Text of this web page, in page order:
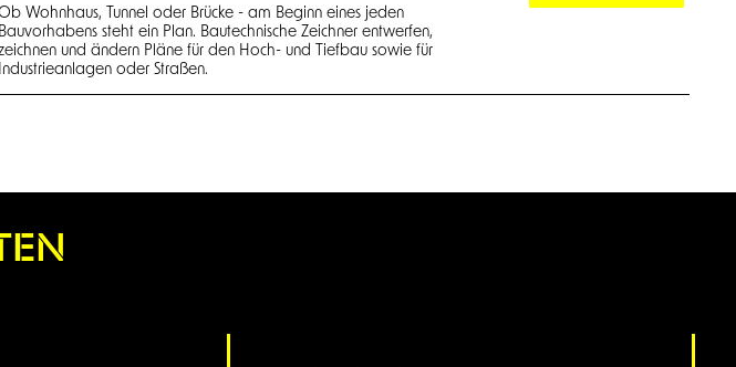
Wohnhaus, Tunnel oder Brücke - am Beginn eines jeden
Bauvorhabens steht ein Plan. Bautechnische Zeichner entwerfen,
und ändern Pläne für den Hoch- und Tiefbau sowie für
Industrieanlagen oder Straßen.